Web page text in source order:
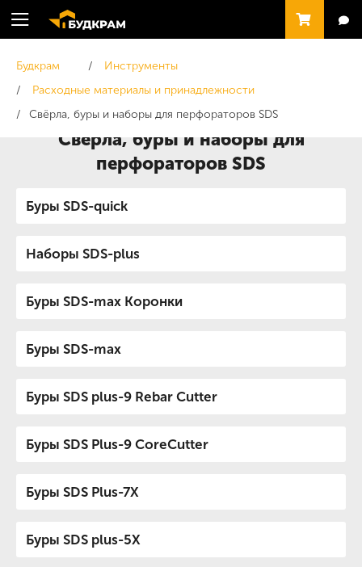
Будкрам
Инструменты
Расходные материалы и принадлежности
Свёрла, буры и наборы для перфораторов SDS
Свёрла, буры и наборы для
перфораторов SDS
Буры SDS-quick
Наборы SDS-plus
Буры SDS-max Коронки
Буры SDS-max
Буры SDS plus-9 Rebar Cutter
Буры SDS Plus-9 CoreCutter
Буры SDS Plus-7X
Буры SDS plus-5X